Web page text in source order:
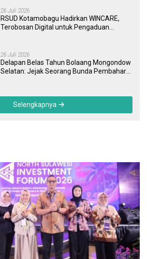
26 Juli 2026
RSUD Kotamobagu Hadirkan WINCARE,
Terobosan Digital untuk Pengaduan
26 Juli 2026
Delapan Belas Tahun Bolaang Mongondow
Selatan: Jejak Seorang Bunda Pembaharu
Selengkapnya